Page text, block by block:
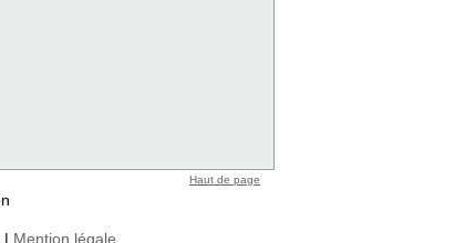
| Mention légale
Haut de page